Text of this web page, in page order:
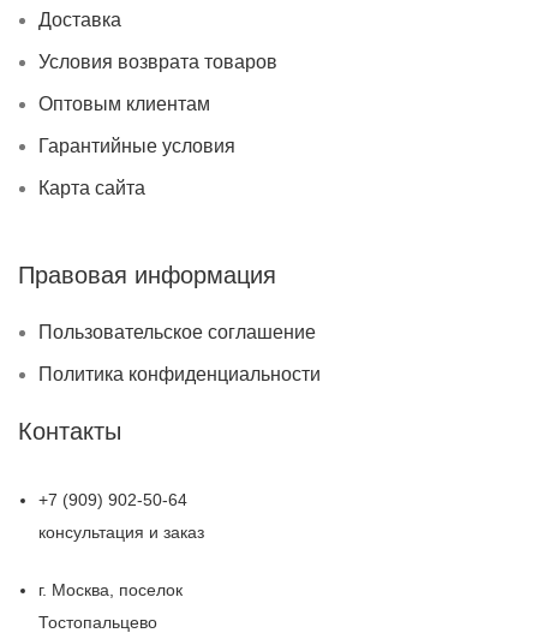
Доставка
Условия возврата товаров
Оптовым клиентам
Гарантийные условия
Карта сайта
Правовая информация
Пользовательское соглашение
Политика конфиденциальности
Контакты
+7 (909) 902-50-64
консультация и заказ
г. Москва, поселок
Тостопальцево